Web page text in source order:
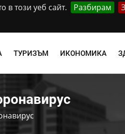
в този уеб сайт. Разбирам
ТУРИЗЪМ ИКОНОМИКА